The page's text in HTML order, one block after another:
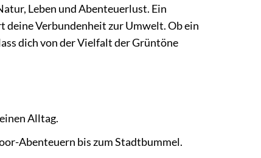
Leben und Abenteuerlust. Ein
deine Verbundenheit zur Umwelt. Ob ein
dich von der Vielfalt der Grüntöne
Alltag.
Abenteuern bis zum Stadtbummel.